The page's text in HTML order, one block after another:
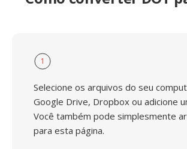
1
Selecione os arquivos do seu
Google Drive, Dropbox ou adicione
Você também pode simplesmente
para esta página.